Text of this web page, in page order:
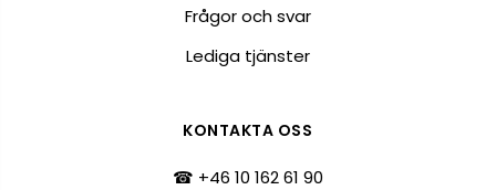
Frågor och svar
Lediga tjänster
KONTAKTA OSS
☎ +46 10 162 61 90